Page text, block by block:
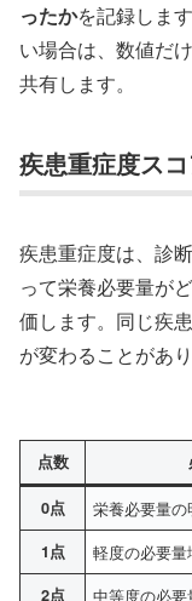
ったかを記録しま
い場合は、数値だ
共有します。
疾患重症度ス
疾患重症度は、診
って栄養必要量が
価します。同じ疾
が変わることがあり
点数
0点 栄養必要量
1点 軽度の必要量
2点 中等度の必要